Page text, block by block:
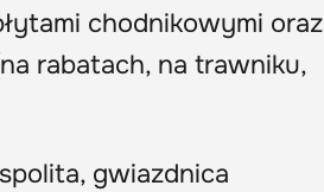
chodnikowymi oraz
rabatach, na trawniku,
gwiazdnica